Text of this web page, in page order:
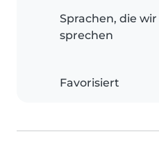
Sprachen, die wir
sprechen
Favorisiert